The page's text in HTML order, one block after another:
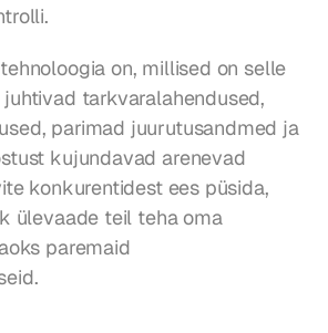
on, millised on selle
tarkvaralahendused,
parimad juurutusandmed ja
kujundavad arenevad
konkurentidest ees püsida,
ülevaade teil teha oma
paremaid